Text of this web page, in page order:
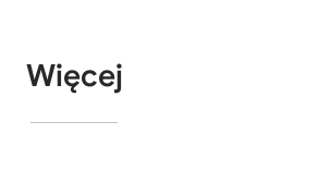
Więcej